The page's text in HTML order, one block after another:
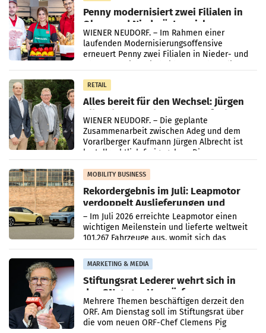
Penny modernisiert zwei Filialen in
Ober- und Niederösterreich
WIENER NEUDORF. – Im Rahmen einer
laufenden Modernisierungsoffensive
erneuert Penny zwei Filialen in Nieder- und
RETAIL
Alles bereit für den Wechsel: Jürgen
Albrecht setzt ab 1.1.2027 auf Adeg
WIENER NEUDORF. – Die geplante
Zusammenarbeit zwischen Adeg und dem
Vorarlberger Kaufmann Jürgen Albrecht ist
kartellrechtlich freigegeben: Die
Bundeswettbewerbsbehörde und der
Bundeskartellanwalt
MOBILITY BUSINESS
Rekordergebnis im Juli: Leapmotor
verdoppelt Auslieferungen und
überschreitet die 100.000er-Marke
– Im Juli 2026 erreichte Leapmotor einen
wichtigen Meilenstein und lieferte weltweit
101.267 Fahrzeuge aus, womit sich das
Ergebnis gegenüber Juli 2025 mehr als
verdoppelte (+102
MARKETING & MEDIA
Stiftungsrat Lederer wehrt sich in
den SN gegen Vorwürfe
Mehrere Themen beschäftigen derzeit den
ORF. Am Dienstag soll im Stiftungsrat über
die vom neuen ORF-Chef Clemens Pig